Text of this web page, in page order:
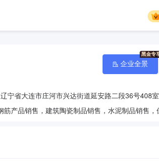
辽宁省大连市庄河市兴达街道延安路二段36号408室
企业全景